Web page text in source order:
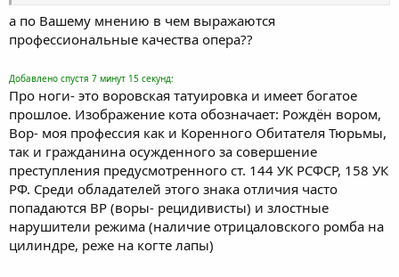
а по Вашему мнению в чем выражаются
профессиональные качества опера??
Добавлено спустя 7 минут 15 секунд:
Про ноги- это воровская татуировка и имеет богатое
прошлое. Изображение кота обозначает: Рождён вором,
Вор- моя профессия как и Коренного Обитателя Тюрьмы,
так и гражданина осужденного за совершение
преступления предусмотренного ст. 144 УК РСФСР, 158 УК
РФ. Среди обладателей этого знака отличия часто
попадаются ВР (воры- рецидивисты) и злостные
нарушители режима (наличие отрицаловского ромба на
цилиндре, реже на когте лапы)